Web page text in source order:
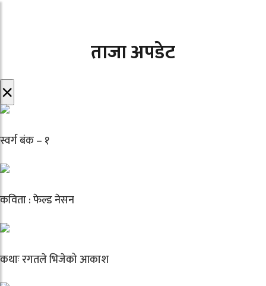
ताजा अपडेट
×
स्वर्ग बंक – १
कविता : फेल्ड नेसन
कथाः रगतले भिजेको आकाश